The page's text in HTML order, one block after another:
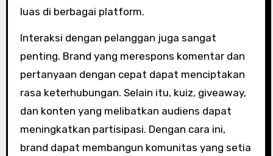
luas di berbagai platform.
Interaksi dengan pelanggan juga sangat
penting. Brand yang merespons komentar dan
pertanyaan dengan cepat dapat menciptakan
rasa keterhubungan. Selain itu, kuiz, giveaway,
dan konten yang melibatkan audiens dapat
meningkatkan partisipasi. Dengan cara ini,
brand dapat membangun komunitas yang setia